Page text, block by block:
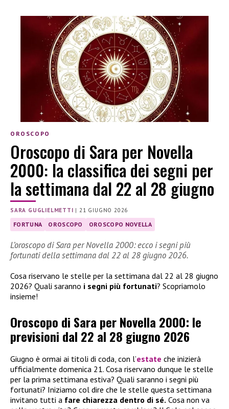
OROSCOPO
Oroscopo di Sara per Novella
2000: la classifica dei segni per
la settimana dal 22 al 28 giugno
SARA GUGLIELMETTI |21 GIUGNO 2026
FORTUNA OROSCOPO OROSCOPO NOVELLA
L’oroscopo di Sara per Novella 2000: ecco i segni più
fortunati della settimana dal 22 al 28 giugno 2026.
Cosa riservano le stelle per la settimana dal 22 al 28 giugno
2026? Quali saranno i segni più fortunati? Scopriamolo
insieme!
Oroscopo di Sara per Novella 2000: le
previsioni dal 22 al 28 giugno 2026
Giugno è ormai ai titoli di coda, con l’estate che inizierà
ufficialmente domenica 21. Cosa riservano dunque le stelle
per la prima settimana estiva? Quali saranno i segni più
fortunati? Iniziamo col dire che le stelle questa settimana
invitano tutti a fare chiarezza dentro di sé. Cosa non va